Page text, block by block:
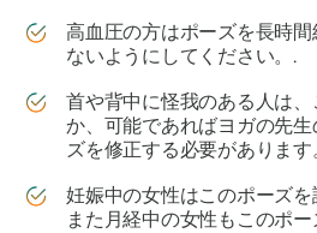
高血圧の方はポーズを長時
ないようにしてください。.
首や背中に怪我のある人は
か、可能であればヨガの先
ズを修正する必要があります
妊娠中の女性はこのポーズを
また月経中の女性もこのポ